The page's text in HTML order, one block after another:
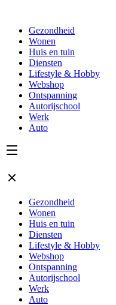
Gezondheid
Wonen
Huis en tuin
Diensten
Lifestyle & Hobby
Webshop
Ontspanning
Autorijschool
Werk
Auto
Gezondheid
Wonen
Huis en tuin
Diensten
Lifestyle & Hobby
Webshop
Ontspanning
Autorijschool
Werk
Auto